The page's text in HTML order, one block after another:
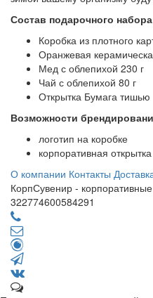
Состав подарочного
Коробка из плотного
Оранжевая
Мед с облепихой 230 г
Чай с облепихой 80 г
Открытка Бумага тишью
Возможности
логотип на коробке
корпоративная открытка
О компании Контакты
КорпСувенир -
322774600584291